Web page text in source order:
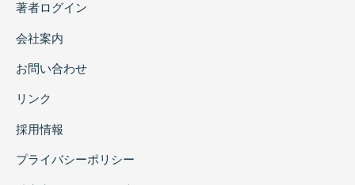
著者ログイン
会社案内
お問い合わせ
リンク
採用情報
プライバシーポリシー